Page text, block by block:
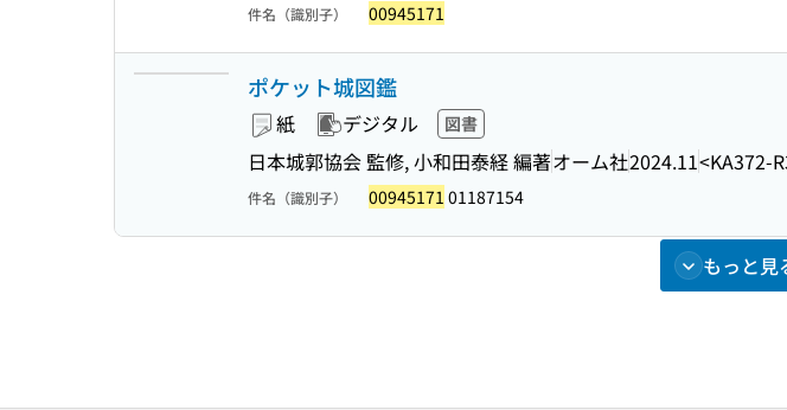
件名（識別子） 00945171
ポケット城図鑑
紙 デジタル 図書
日本城郭協会 監修, 小和田泰経 編著オーム社2024.11<KA372-
件名（識別子） 00945171 01187154
もっと見